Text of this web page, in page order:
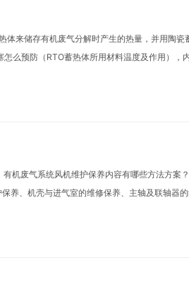
来储存有机废气分解时产生的热量，并用陶瓷
么预防（RTO蓄热体所用材料温度及作用），
机废气系统风机维护保养内容有哪些方法方案
养、机壳与进气室的维修保养、主轴及联轴器